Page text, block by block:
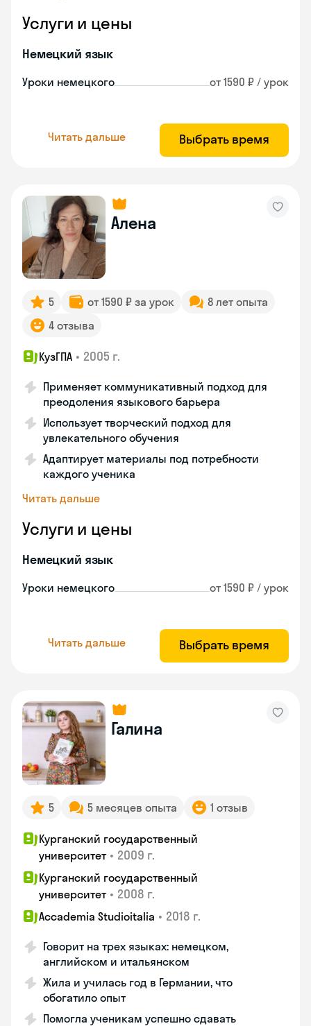
Услуги и цены
Немецкий язык
Уроки немецкого от 1590 ₽ / урок
Читать дальше Выбрать время
Алена
5 от 1590 ₽ за урок
8 лет опыта
4 отзыва
КузГПА • 2005 г.
Применяет коммуникативный подход для
преодоления языкового барьера
Использует творческий подход для
увлекательного обучения
Адаптирует материалы под потребности
каждого ученика
Читать дальше
Услуги и цены
Немецкий язык
Уроки немецкого от 1590 ₽ / урок
Читать дальше Выбрать время
Галина
5 5 месяцев опыта 1 отзыв
Курганский государственный
университет • 2009 г.
Курганский государственный
университет • 2008 г.
Accademia Studioitalia • 2018 г.
Говорит на трех языках: немецком,
английском и итальянском
Жила и училась год в Германии, что
обогатило опыт
Помогла ученикам успешно сдавать